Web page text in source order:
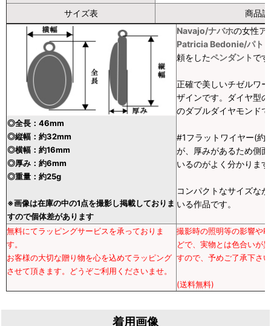
サイズ表
商品
◎全長：46mm
◎縦幅：約32mm
◎横幅：約16mm
◎厚み：約6mm
◎重量：約25g
※画像は在庫の中の1点を撮影し掲載しておりま
すので個体差があります
Navajo/ナバホの女性ア
Patricia Bedonie/パト
頼をしたペンダント で
正確で美しいチゼルワ
ザインです。ダイヤ型
のダブルダイヤモンド
#1フラットワイヤー(約
が、厚みがあるため側
いるのがよく分かりま
コンパクトなサイズな
いる作品です。
無料にてラッピングサービスを承っておりま
す。
お客様の大切な贈り物を心を込めてラッピング
させて頂きます。どうぞご利用くださいませ。
撮影時の照明等の影響や
どで、実物とは色合いが
すので、予めご了承下さ
(送料無料)
着用画像